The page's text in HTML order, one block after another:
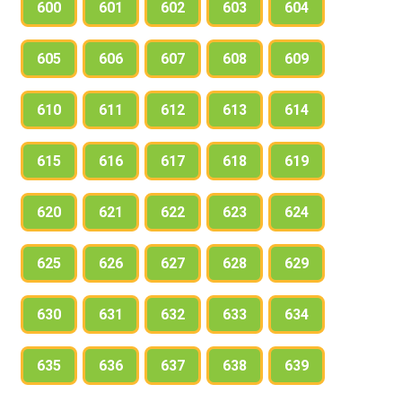
600 601 602 603 604
605 606 607 608 609
610 611 612 613 614
615 616 617 618 619
620 621 622 623 624
625 626 627 628 629
630 631 632 633 634
635 636 637 638 639